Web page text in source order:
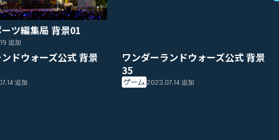
ツ編集局 背景01
追加
ドウォーズ公式 背景
追加
ワンダーランドウォーズ公式 背景
35
ゲーム 2023.07.14追加